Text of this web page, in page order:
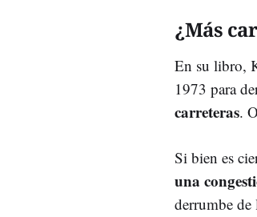
¿Más
En su libro,
1973 para
carreteras.
Si bien es
una
derrumbe de